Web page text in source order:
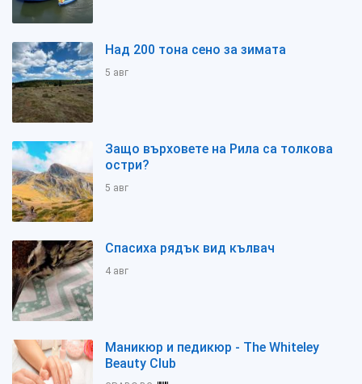
Над 200 тона сено за зимата
5 авг
Защо върховете на Рила са толкова
остри?
5 авг
Спасиха рядък вид кълвач
4 авг
Маникюр и педикюр - The Whiteley
Beauty Club